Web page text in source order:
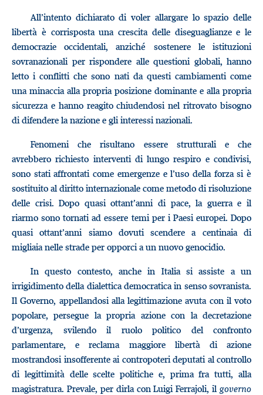
All’intento dichiarato di voler allargare lo spazio delle
libertà è corrisposta una crescita delle diseguaglianze e le
democrazie occidentali, anziché sostenere le istituzioni
sovranazionali per rispondere alle questioni globali, hanno
letto i conflitti che sono nati da questi cambiamenti come
una minaccia alla propria posizione dominante e alla propria
sicurezza e hanno reagito chiudendosi nel ritrovato bisogno
di difendere la nazione e gli interessi nazionali.
Fenomeni che risultano essere strutturali e che
avrebbero richiesto interventi di lungo respiro e condivisi,
sono stati affrontati come emergenze e l’uso della forza si è
sostituito al diritto internazionale come metodo di risoluzione
delle crisi. Dopo quasi ottant’anni di pace, la guerra e il
riarmo sono tornati ad essere temi per i Paesi europei. Dopo
quasi ottant’anni siamo dovuti scendere a centinaia di
migliaia nelle strade per opporci a un nuovo genocidio.
In questo contesto, anche in Italia si assiste a un
irrigidimento della dialettica democratica in senso sovranista.
Il Governo, appellandosi alla legittimazione avuta con il voto
popolare, persegue la propria azione con la decretazione
d’urgenza, svilendo il ruolo politico del confronto
parlamentare, e reclama maggiore libertà di azione
mostrandosi insofferente ai contropoteri deputati al controllo
di legittimità delle scelte politiche e, prima fra tutti, alla
magistratura. Prevale, per dirla con Luigi Ferrajoli, il governo